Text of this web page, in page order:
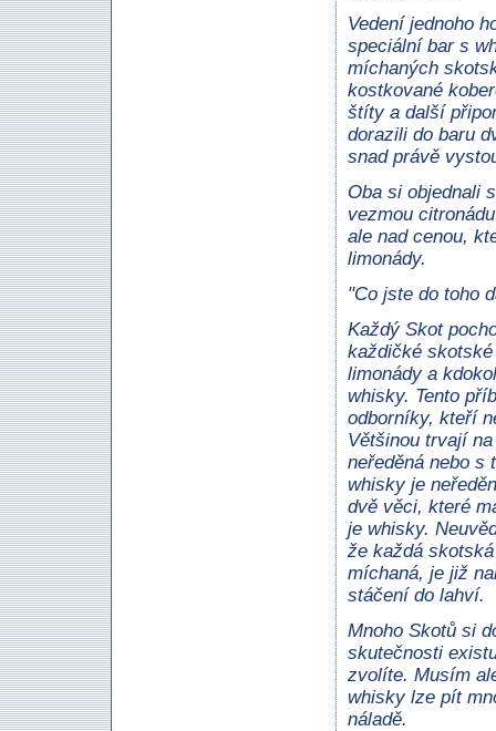
Vedení jednoho
speciální bar s
míchaných
kostkované
štíty a další
dorazili do baru
snad právě
Oba si objednali
vezmou
ale nad cenou,
limonády.
"Co jste do toho
Každý Skot
každičké
limonády a
whisky. Tento
odborníky, kteří
Většinou trvají
neředěná nebo s
whisky je
dvě věci, které
je whisky.
že každá
míchaná, je již
stáčení do lahví.
Mnoho Skotů si
skutečnosti
zvolíte. Musím
whisky lze pít
náladě.